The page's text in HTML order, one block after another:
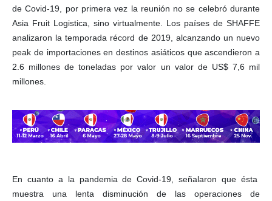
de Covid-19, por primera vez la reunión no se celebró durante
Asia Fruit Logistica, sino virtualmente. Los países de SHAFFE
analizaron la temporada récord de 2019, alcanzando un nuevo
peak de importaciones en destinos asiáticos que ascendieron a
2.6 millones de toneladas por valor un valor de US$ 7,6 mil
millones.
En cuanto a la pandemia de Covid-19, señalaron que ésta
muestra una lenta disminución de las operaciones de